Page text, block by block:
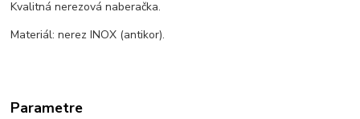
Kvalitná nerezová naberačka.
Materiál: nerez INOX (antikor).
Parametre